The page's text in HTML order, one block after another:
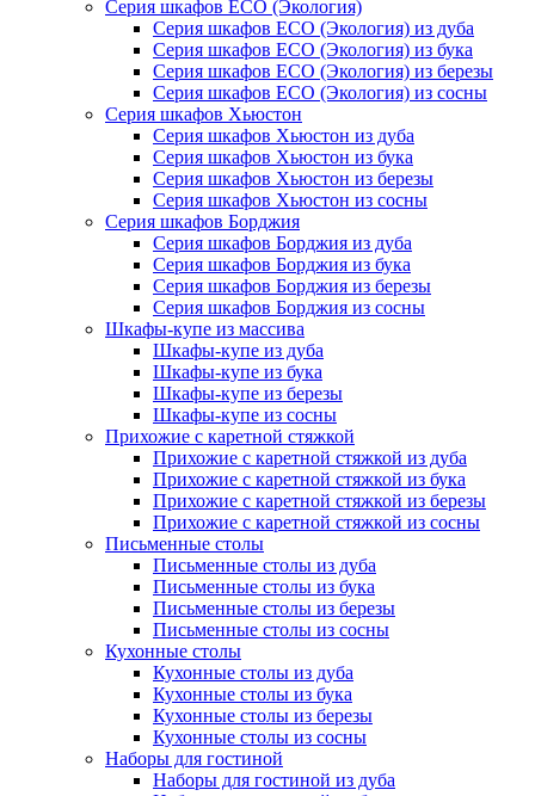
Серия шкафов ECO (Экология)
Серия шкафов ECO (Экология) из дуба
Серия шкафов ECO (Экология) из бука
Серия шкафов ECO (Экология) из березы
Серия шкафов ECO (Экология) из сосны
Серия шкафов Хьюстон
Серия шкафов Хьюстон из дуба
Серия шкафов Хьюстон из бука
Серия шкафов Хьюстон из березы
Серия шкафов Хьюстон из сосны
Серия шкафов Борджия
Серия шкафов Борджия из дуба
Серия шкафов Борджия из бука
Серия шкафов Борджия из березы
Серия шкафов Борджия из сосны
Шкафы-купе из массива
Шкафы-купе из дуба
Шкафы-купе из бука
Шкафы-купе из березы
Шкафы-купе из сосны
Прихожие с каретной стяжкой
Прихожие с каретной стяжкой из дуба
Прихожие с каретной стяжкой из бука
Прихожие с каретной стяжкой из березы
Прихожие с каретной стяжкой из сосны
Письменные столы
Письменные столы из дуба
Письменные столы из бука
Письменные столы из березы
Письменные столы из сосны
Кухонные столы
Кухонные столы из дуба
Кухонные столы из бука
Кухонные столы из березы
Кухонные столы из сосны
Наборы для гостиной
Наборы для гостиной из дуба